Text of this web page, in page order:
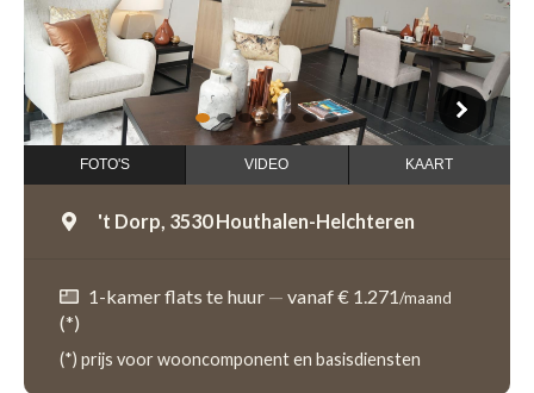
1 2 3 4 5 6 7
FOTO'S VIDEO KAART
't Dorp, 3530 Houthalen-Helchteren
1-kamer flats te huur — vanaf € 1.271/maand
(*)
(*) prijs voor wooncomponent en basisdiensten